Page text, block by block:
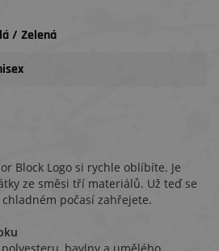
/ Zelená
Block Logo si rychle oblíbíte. Je
ze směsi tří materiálů. Už teď se
počasí zahřejete.